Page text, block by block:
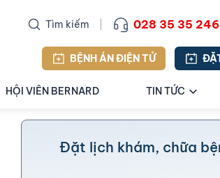
Tìm kiếm 028 35 35
BỆNH ÁN ĐIỆN TỬ
HỘI VIÊN BERNARD TIN TỨC
Đặt lịch khám, chữa